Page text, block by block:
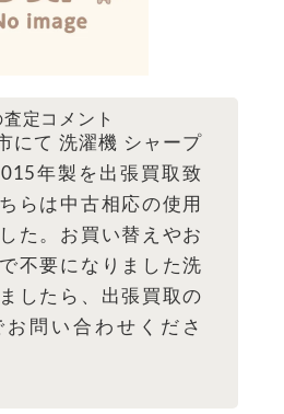
定コメント
にて 洗濯機 シャープ
年製を出張買取致
らは中古相応の使用
た。お買い替えやお
不要になりました洗
したら、出張買取の
問い合わせくださ